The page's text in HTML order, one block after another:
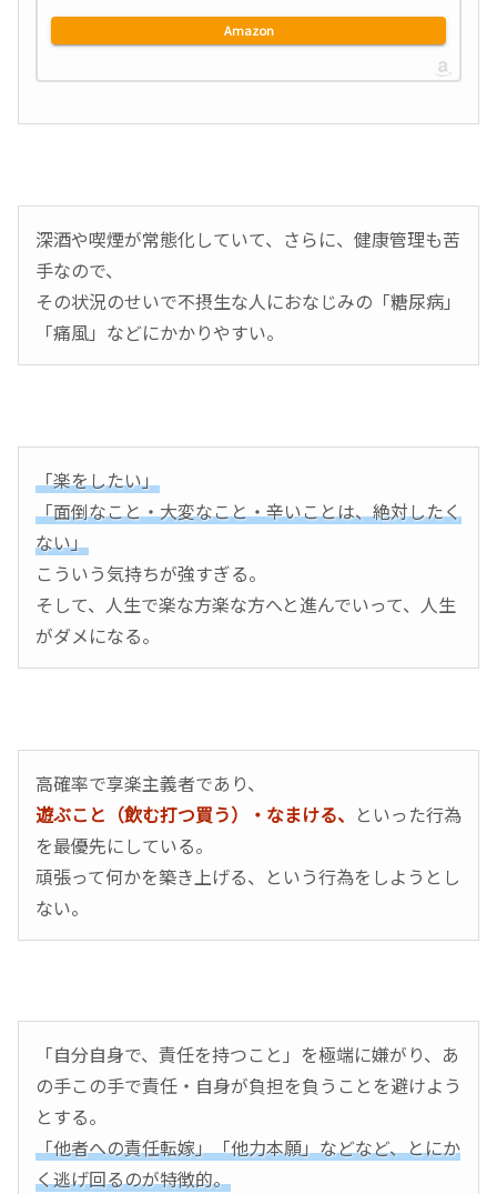
Amazon
深酒や喫煙が常態化していて、さらに、健康管理も苦
手なので、
その状況のせいで不摂生な人におなじみの「糖尿病」
「痛風」などにかかりやすい。
「楽をしたい」
「面倒なこと・大変なこと・辛いことは、絶対したく
ない」
こういう気持ちが強すぎる。
そして、人生で楽な方楽な方へと進んでいって、人生
がダメになる。
高確率で享楽主義者であり、
遊ぶこと（飲む打つ買う）・なまける、 といった行為
を最優先にしている。
頑張って何かを築き上げる、という行為をしようとし
ない。
「自分自身で、責任を持つこと」を極端に嫌がり、あ
の手この手で責任・自身が負担を負うことを避けよう
とする。
「他者への責任転嫁」「他力本願」などなど、とにか
く逃げ回るのが特徴的。